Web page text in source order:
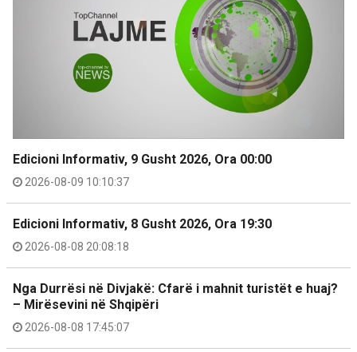
Edicioni Informativ, 9 Gusht 2026, Ora 00:00
2026-08-09 10:10:37
Edicioni Informativ, 8 Gusht 2026, Ora 19:30
2026-08-08 20:08:18
Nga Durrësi në Divjakë: Cfarë i mahnit turistët e huaj?
– Mirësevini në Shqipëri
2026-08-08 17:45:07